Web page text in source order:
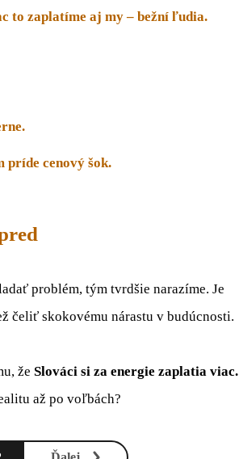
to zaplatíme aj my – bežní ľudia.
príde cenový šok.
problém, tým tvrdšie narazíme. Je
čeliť skokovému nárastu v budúcnosti.
že Slováci si za energie zaplatia viac.
až po voľbách?